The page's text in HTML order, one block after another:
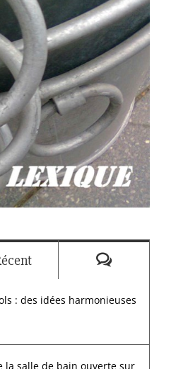
: des idées harmonieuses
la salle de bain ouverte sur